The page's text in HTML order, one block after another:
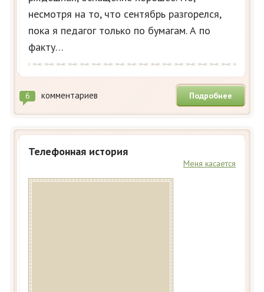
несмотря на то, что сентябрь разгорелся,
пока я педагог только по бумагам. А по
факту…
6 комментариев Подробнее
Телефонная история
Меня касается